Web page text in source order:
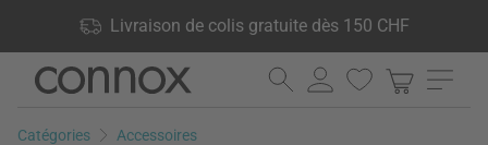
Livraison de colis gratuite dès 150 CHF
produits en stock, Droit de retour de 60 jours
Aller
contenu
Aller
la
Catégories Accessoires